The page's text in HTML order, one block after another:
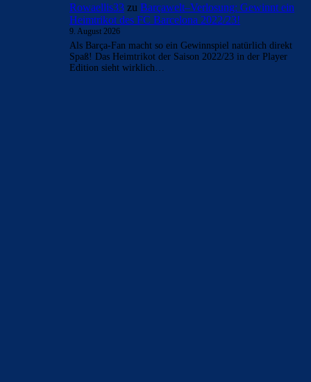
Rowaellis33 zu Barçawelt–Verlosung: Gewinnt ein
Heimtrikot des FC Barcelona 2022/23!
9. August 2026
Als Barça-Fan macht so ein Gewinnspiel natürlich direkt
Spaß! Das Heimtrikot der Saison 2022/23 in der Player
Edition sieht wirklich…